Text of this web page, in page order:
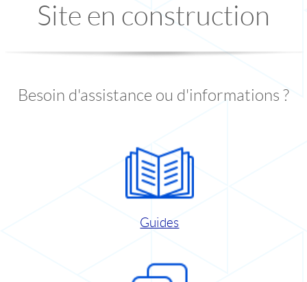
Site en construction
Besoin d'assistance ou d'informations ?
Guides